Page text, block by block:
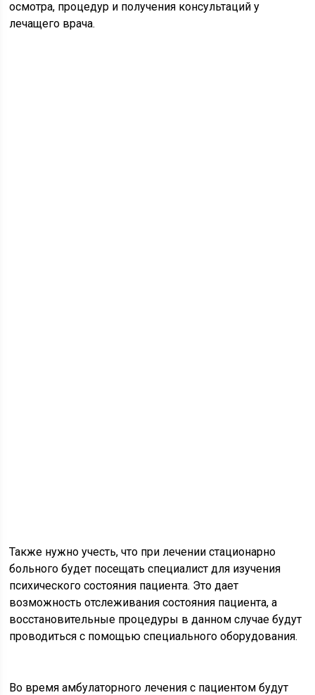
осмотра, процедур и получения консультаций у
лечащего врача.
Также нужно учесть, что при лечении стационарно
больного будет посещать специалист для изучения
психического состояния пациента. Это дает
возможность отслеживания состояния пациента, а
восстановительные процедуры в данном случае будут
проводиться с помощью специального оборудования.
Во время амбулаторного лечения с пациентом будут